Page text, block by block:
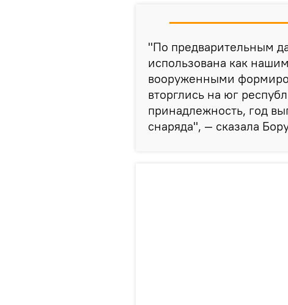
"По предварительным
использована как
вооруженными
вторглись на юг
принадлежность, год
снаряда", — сказала